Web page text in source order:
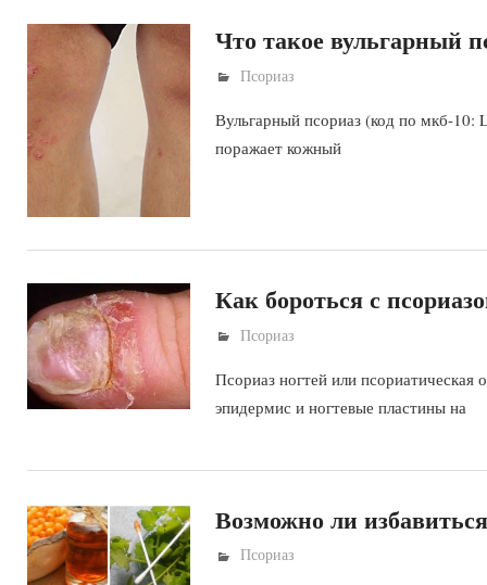
Что такое вульгарный
Псориаз
Вульгарный псориаз (код по мкб-10:
поражает кожный
Как бороться с
Псориаз
Псориаз ногтей или
эпидермис и ногтевые пластины на
Возможно ли
Псориаз